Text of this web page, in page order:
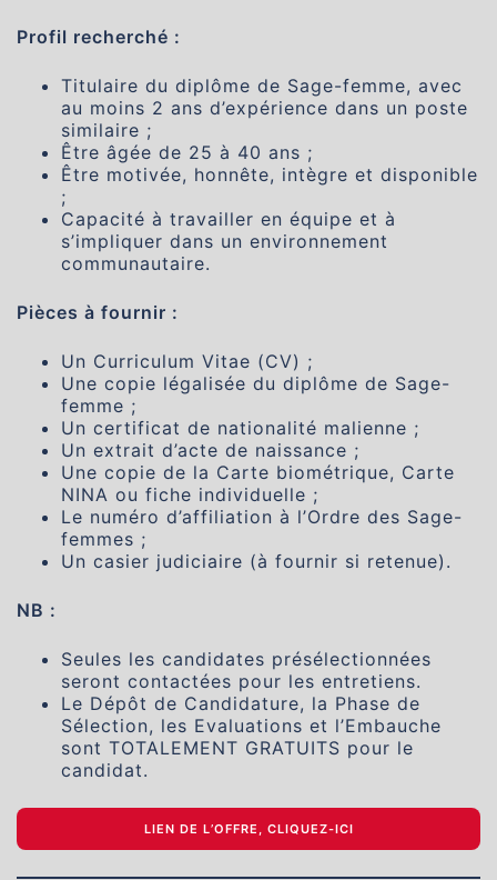
Profil recherché :
Titulaire du diplôme de Sage-femme, avec
au moins 2 ans d’expérience dans un poste
similaire ;
Être âgée de 25 à 40 ans ;
Être motivée, honnête, intègre et disponible
;
Capacité à travailler en équipe et à
s’impliquer dans un environnement
communautaire.
Pièces à fournir :
Un Curriculum Vitae (CV) ;
Une copie légalisée du diplôme de Sage-
femme ;
Un certificat de nationalité malienne ;
Un extrait d’acte de naissance ;
Une copie de la Carte biométrique, Carte
NINA ou fiche individuelle ;
Le numéro d’affiliation à l’Ordre des Sage-
femmes ;
Un casier judiciaire (à fournir si retenue).
NB :
Seules les candidates présélectionnées
seront contactées pour les entretiens.
Le Dépôt de Candidature, la Phase de
Sélection, les Evaluations et l’Embauche
sont TOTALEMENT GRATUITS pour le
candidat.
LIEN DE L’OFFRE, CLIQUEZ-ICI